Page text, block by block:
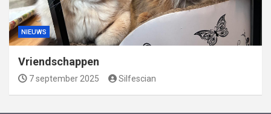
NIEUWS
Vriendschappen
7 september 2025 Silfescian